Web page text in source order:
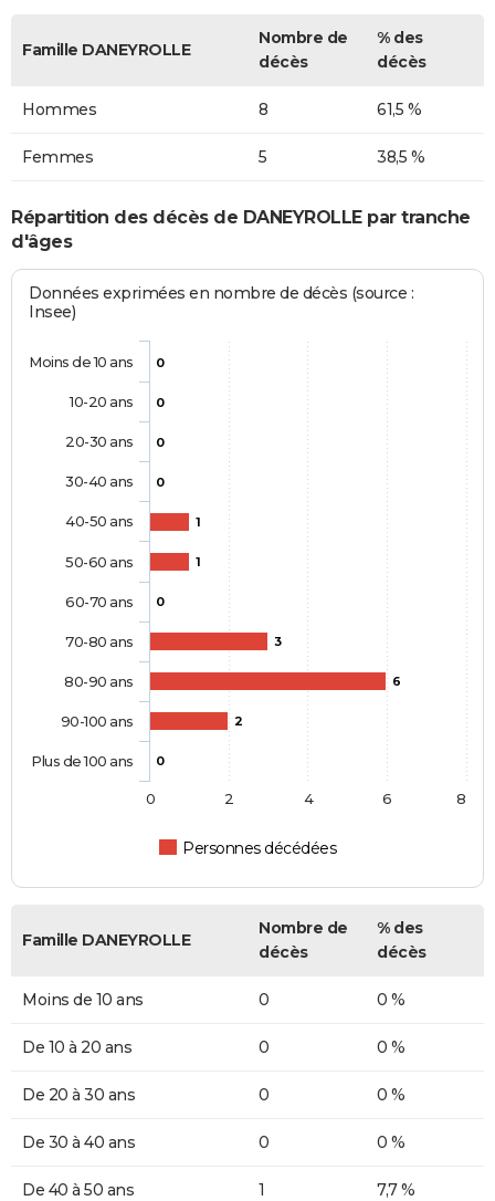
Famille DANEYROLLE
Nombre de
décès
% des
décès
Hommes 8 61,5 %
Femmes 5 38,5 %
Répartition des décès de DANEYROLLE par tranche
d'âges
Données exprimées en nombre de décès (source :
Insee)
0
0
0
0
1
1
0
3
6
2
0
Personnes décédées
Moins de 10 ans
10-20 ans
20-30 ans
30-40 ans
40-50 ans
50-60 ans
60-70 ans
70-80 ans
80-90 ans
90-100 ans
Plus de 100 ans
0 2 4 6 8
Famille DANEYROLLE
Nombre de
décès
% des
décès
Moins de 10 ans 0 0 %
De 10 à 20 ans 0 0 %
De 20 à 30 ans 0 0 %
De 30 à 40 ans 0 0 %
De 40 à 50 ans 1 7,7 %